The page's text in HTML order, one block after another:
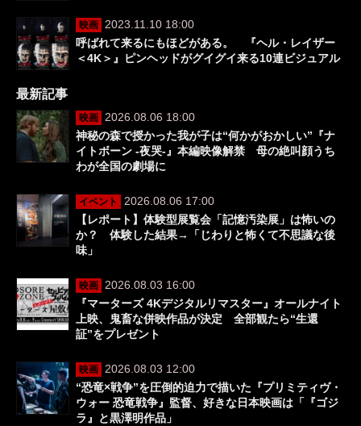
映画
2023.11.10 18:00
呼ばれて来るにもほどがある。 『ヘル・レイザー
＜4K＞』ピンヘッドがグイグイ来る10連ビジュアル
最新記事
映画
2026.08.06 18:00
神秘の森で授かった我が子は“何かがおかしい”『ナ
イトボーン -夜哭-』本編映像解禁 母の絶叫顔うち
わが全国の劇場に
イベント
2026.08.06 17:00
【レポート】体験型展覧会「記憶汚染展」は怖いの
か？ 体験した結果→「じわりと怖くて不思議な後
味」
映画
2026.08.03 16:00
『マーターズ 4Kデジタルリマスター』オールナイト
上映、鬼畜な併映作品が決定 全部観たら“生還
証”をプレゼント
映画
2026.08.03 12:00
“恐竜×戦争”を圧倒的迫力で描いた『プリミティヴ・
ウォー 恐竜戦争』監督、好きな日本映画は「『ゴジ
ラ』と黒澤明作品」